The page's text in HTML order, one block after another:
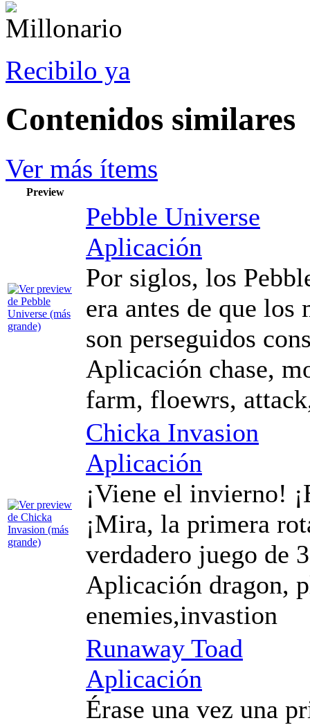
Recibilo ya
Contenidos similares
Ver más ítems
Preview
Pebble Universe
Aplicación
Por siglos, los
era antes de que
son perseguidos
Aplicación chase,
farm, floewrs,
Chicka Invasion
Aplicación
¡Viene el invierno!
¡Mira, la primera
verdadero juego de
Aplicación dragon,
enemies,invastion
Runaway Toad
Aplicación
Érase una vez una